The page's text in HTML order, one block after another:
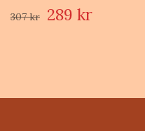
307 kr 289 kr